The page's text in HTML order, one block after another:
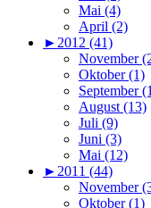
Mai (4)
April (2)
► 2012 (41)
November
Oktober (1)
September
August (13)
Juli (9)
Juni (3)
Mai (12)
► 2011 (44)
November
Oktober (1)